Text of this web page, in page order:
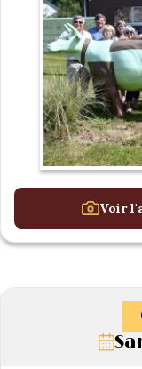
Voir